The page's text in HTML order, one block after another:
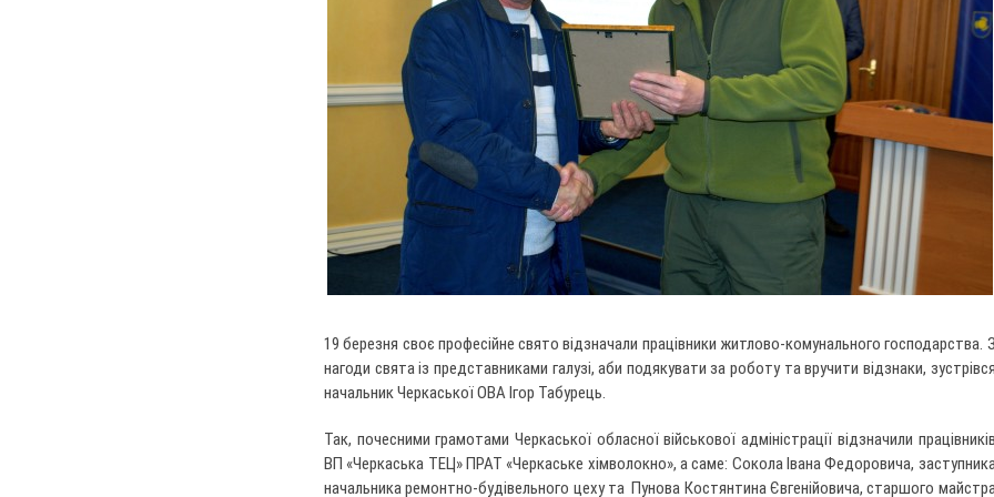
19 березня своє професійне свято відзначали працівники житлово-комунального господарства.
нагоди свята із представниками галузі, аби подякувати за роботу та вручити відзнаки,
начальник Черкаської ОВА Ігор Табурець.
Так, почесними грамотами Черкаської обласної військової адміністрації відзначили
ВП «Черкаська ТЕЦ» ПРАТ «Черкаське хімволокно», а саме: Сокола Івана Федоровича,
начальника ремонтно-будівельного цеху та Пунова Костянтина Євгенійовича, старшого